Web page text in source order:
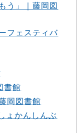
う」｜藤岡図
フェスティバ
書館
岡図書館
ょかんしんぶ